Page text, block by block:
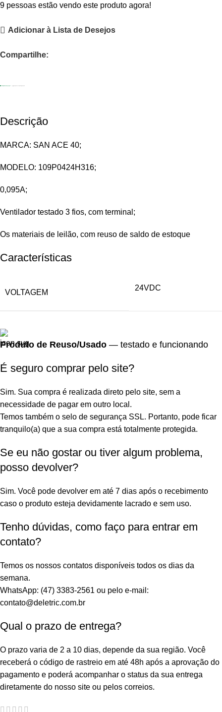
9 pessoas estão vendo este produto agora!
Adicionar à Lista de Desejos
Compartilhe:
Descrição
MARCA: SAN ACE 40;
MODELO: 109P0424H316;
0,095A;
Ventilador testado 3 fios, com terminal;
Os materiais de leilão, com reuso de saldo de estoque
Características
VOLTAGEM
24VDC
Produto de Reuso/Usado — testado e funcionando
É seguro comprar pelo site?
Sim. Sua compra é realizada direto pelo site, sem a
necessidade de pagar em outro local.
Temos também o selo de segurança SSL. Portanto, pode ficar
tranquilo(a) que a sua compra está totalmente protegida.
Se eu não gostar ou tiver algum problema,
posso devolver?
Sim. Você pode devolver em até 7 dias após o recebimento
caso o produto esteja devidamente lacrado e sem uso.
Tenho dúvidas, como faço para entrar em
contato?
Temos os nossos contatos disponíveis todos os dias da
semana.
WhatsApp: (47) 3383-2561 ou pelo e-mail:
contato@deletric.com.br
Qual o prazo de entrega?
O prazo varia de 2 a 10 dias, depende da sua região. Você
receberá o código de rastreio em até 48h após a aprovação do
pagamento e poderá acompanhar o status da sua entrega
diretamente do nosso site ou pelos correios.